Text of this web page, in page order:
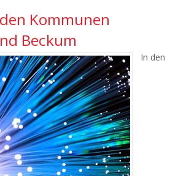
Kommunen
Beckum
In den